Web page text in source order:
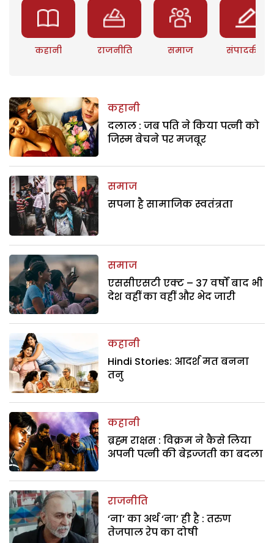
कहानी राजनीति समाज संपादकीय
कहानी
दलाल : जब पति ने किया पत्नी को
जिस्म बेचने पर मजबूर
समाज
सपना है सामाजिक स्वतंत्रता
समाज
एससीएसटी एक्ट – 37 वर्षों बाद भी
देश वहीं का वहीं और भेद जारी
कहानी
Hindi Stories: आदर्श मत बनना
तनु
कहानी
ब्रह्म राक्षस : विक्रम ने कैसे लिया
अपनी पत्नी की बेइज्जती का बदला
राजनीति
‘ना’ का अर्थ ‘ना’ ही है : तरुण
तेजपाल रेप का दोषी